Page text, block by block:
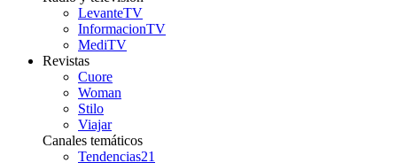
LevanteTV
InformacionTV
MediTV
Revistas
Cuore
Woman
Stilo
Viajar
Canales temáticos
Tendencias21